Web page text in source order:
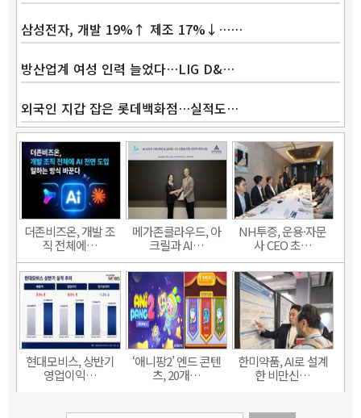
삼성전자, 개발 19%↑ 제조 17%↓……
방산업계 여성 인력 늘었다…LIG D&…
외국인 지갑 잡은 롯데백화점…실적도…
더존비즈온, 개발 조
직 전체에…
메가존클라우드, 아
크릴과 AI…
NH투증, 운용·자문
사 CEO 초…
현대모비스, 상반기
영업이익…
‘애니팡2’ 엔드 콘텐
츠, 20개…
한미약품, AI로 설계
한 비만신…